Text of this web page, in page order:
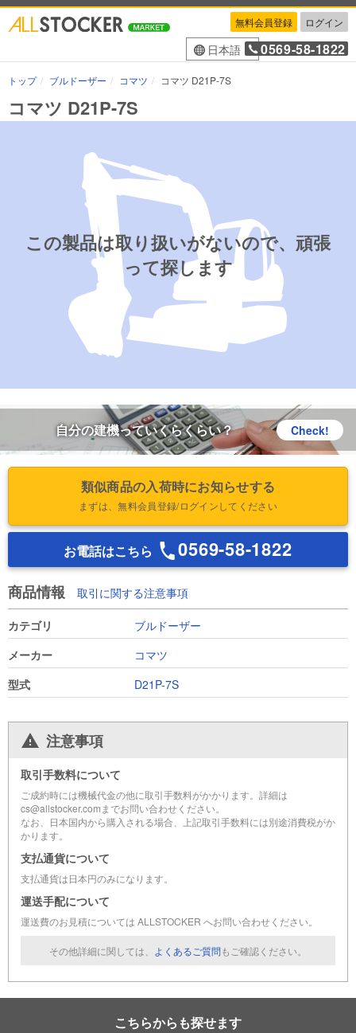
無料会員登録 ログイン
日本語 0569-58-1822
トップ ブルドーザー コマツ コマツ D21P-7S
コマツ D21P-7S
この製品は取り扱いがないので、頑張
って探します
自分の建機っていくらくらい？ Check!
類似商品の入荷時にお知らせする
まずは、無料会員登録/ログインしてください
お電話はこちら 0569-58-1822
商品情報 取引に関する注意事項
カテゴリ
ブルドーザー
メーカー
コマツ
型式
D21P-7S
注意事項
取引手数料について
ご成約時には機械代金の他に取引手数料がかかります。詳細は
cs@allstocker.comまでお問い合わせください。
なお、日本国内から購入される場合、上記取引手数料には別途消費税がか
かります。
支払通貨について
支払通貨は日本円のみになります。
運送手配について
運送費のお見積については ALLSTOCKER へお問い合わせください。
その他詳細に関しては、 よくあるご質問もご確認ください。
こちらからも探せます